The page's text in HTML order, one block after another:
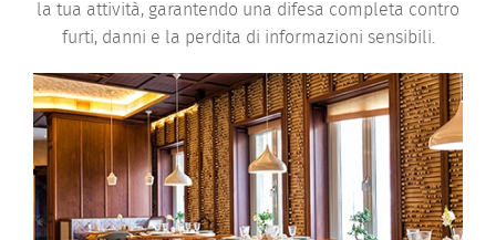
la tua attività, garantendo una difesa completa contro
furti, danni e la perdita di informazioni sensibili.